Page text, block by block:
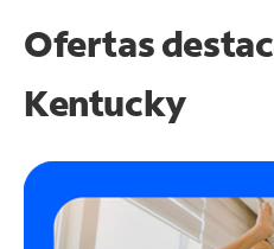
Ofertas
Kentucky